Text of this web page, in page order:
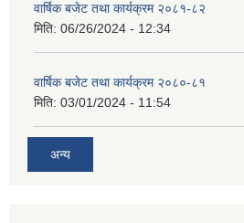
वार्षिक बजेट तथा कार्यक्रम २०८१-८२
मिति: 06/26/2024 - 12:34
वार्षिक बजेट तथा कार्यक्रम २०८०-८१
मिति: 03/01/2024 - 11:54
अन्य